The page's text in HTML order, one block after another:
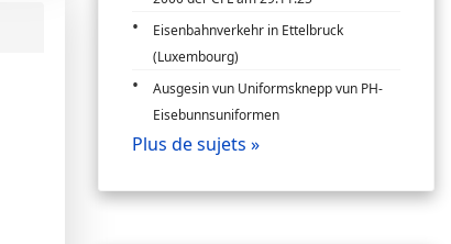
Eisenbahnverkehr in Ettelbruck
(Luxembourg)
Ausgesin vun Uniformsknepp vun PH-
Eisebunnsuniformen
Plus de sujets »